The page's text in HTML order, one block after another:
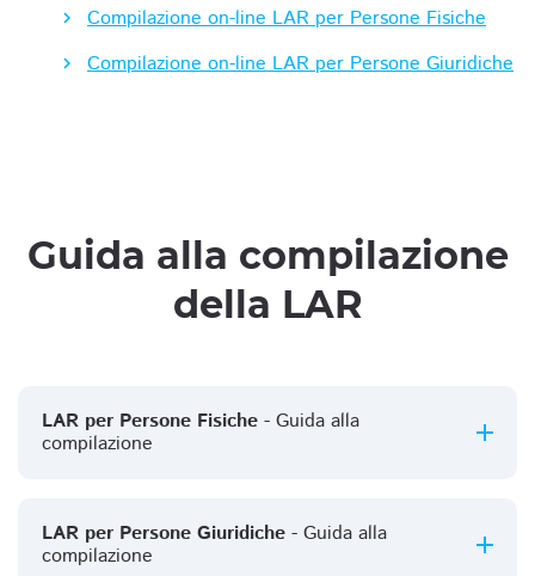
Compilazione on-line LAR per Persone Fisiche
Compilazione on-line LAR per Persone Giuridiche
Guida alla compilazione
della LAR
LAR per Persone Fisiche - Guida alla
compilazione
LAR per Persone Giuridiche - Guida alla
compilazione